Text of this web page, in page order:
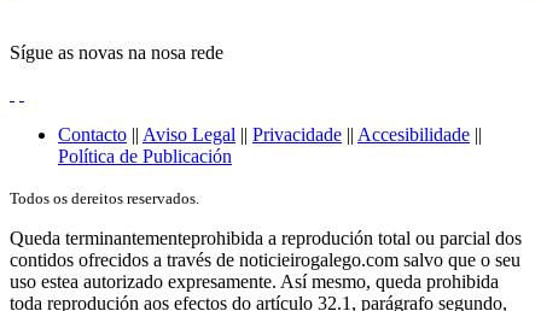
Sígue as novas na nosa rede
Contacto || Aviso Legal || Privacidade || Accesibilidade ||
Política de Publicación
Todos os dereitos reservados.
Queda terminantementeprohibida a reprodución total ou parcial dos
contidos ofrecidos a través de noticieirogalego.com salvo que o seu
uso estea autorizado expresamente. Así mesmo, queda prohibida
toda reprodución aos efectos do artículo 32.1, parágrafo segundo,